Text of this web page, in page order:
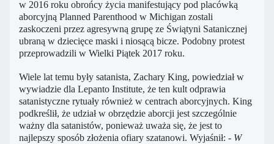
w 2016 roku obrońcy życia manifestujący pod placówką
aborcyjną Planned Parenthood w Michigan zostali
zaskoczeni przez agresywną grupę ze Świątyni Satanicznej
ubraną w dziecięce maski i niosącą bicze. Podobny protest
przeprowadzili w Wielki Piątek 2017 roku.
Wiele lat temu były satanista, Zachary King, powiedział w
wywiadzie dla Lepanto Institute, że ten kult odprawia
satanistyczne rytuały również w centrach aborcyjnych. King
podkreślił, że udział w obrzędzie aborcji jest szczególnie
ważny dla satanistów, ponieważ uważa się, że jest to
najlepszy sposób złożenia ofiary szatanowi. Wyjaśnił: - W